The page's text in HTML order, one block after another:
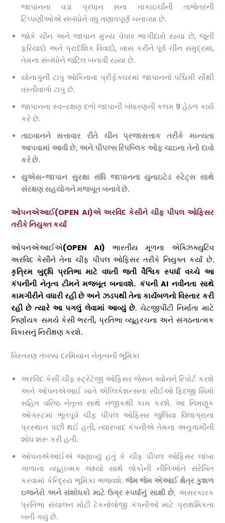
જાપાનના વડા પ્રધાન સના તાકાઇચીની તાજેતરની
ટિપ્પણીઓએ સંબંધોને વધુ તણાવપૂર્ણ બનાવ્યા છે.
જોકે ચીન અને જાપાન મુખ્ય વેપાર ભાગીદારો રહ્યા છે, જૂની
ફરિયાદો અને પ્રાદેશિક વિવાદો, ખાસ કરીને પૂર્વ ચીન સમુદ્રમાં,
તેમના સંબંધોને જટિલ બનાવી રહ્યા છે.
યોનાગુની ટાપુ ઓકિનાવા પ્રીફેક્ચરમાં જાપાનનો પશ્ચિમી સૌથી
વસ્તીવાળો ટાપુ છે.
જાપાનના સ્વ-રક્ષણ દળો જાપાની બંધારણની કલમ 9 હેઠળ કાર્ય
કરે છે.
તાઇવાનને સત્તાવાર રીતે ચીન પ્રજાસત્તાક તરીકે માન્યતા
આપવામાં આવી છે,અને પીપલ્સ રિપબ્લિક ઓફ ચાઇના તેનો દાવો
કરે છે.
યુએસ-જાપાન સુરક્ષા સંધિ જાપાનના યુનાઇટેડ સ્ટેટ્સ સાથે
સંરક્ષણ સહયોગને મજબૂત બનાવે છે.
ઓપનએઆઈ(OPEN AI)એ અરવિંદ કેસીને ચીફ પીપલ ઓફિસર
તરીકે નિયુક્ત કર્યા
ઓપનએઆઈએ(OPEN AI) ભારતીય મૂળના એક્ઝિક્યુટિવ
અરવિંદ કેસીને તેના ચીફ પીપલ ઓફિસર તરીકે નિયુક્ત કર્યા છે.
કૃત્રિમ બુદ્ધિ પ્રતિભા માટે વધતી જતી વૈશ્વિક સ્પર્ધા વચ્ચે આ
કંપનીની નેતૃત્વ ટીમને મજબૂત બનાવશે. કંપની AI નવીનતા સાથે
કામગીરીને વધારી રહી છે અને ઝડપથી તેના કાર્યબળનો વિસ્તાર કરી
રહી છે ત્યારે આ પગલું લેવામાં આવ્યું છે. ચેટજીપીટી નિર્માતા માટે
નિર્ણાયક સમયે કેસી ભરતી, પ્રતિભા વ્યૂહરચના અને સંગઠનાત્મક
વિકાસનું નિરીક્ષણ કરશે.
વિસ્તરણ તબક્કા દરમિયાન નેતૃત્વની ભૂમિકા
અરવિંદ કેસી ચીફ સ્ટ્રેટેજી ઓફિસર જેસન ક્વોનને રિપોર્ટ કરશે
અને ઓપનએઆઈ ખાતે એપ્લિકેશન્સના સીઈઓ ફિદજી સિમો
સહિત વરિષ્ઠ નેતૃત્વ સાથે નજીકથી કામ કરશે. આ નિમણૂક
ઓગસ્ટમાં ભૂતપૂર્વ ચીફ પીપલ ઓફિસર જુલિયા વિલાગ્રાના
પ્રસ્થાન પછી થઈ હતી, ત્યારબાદ કંપનીએ તેમના અનુગામીની
શોધ શરૂ કરી હતી.
ઓપનએઆઈએ જણાવ્યું હતું કે ચીફ પીપલ ઓફિસર લાંબા
ગાળાના વ્યૂહાત્મક લક્ષ્યો સાથે લોકોની નીતિઓને સંરેખિત
કરવામાં કેન્દ્રિય ભૂમિકા ભજવશે. જેમ જેમ એઆઈ ક્ષેત્ર કુશળ
ઇજનેરો અને સંશોધકો માટે ઉગ્ર સ્પર્ધાનું સાક્ષી છે, અસરકારક
પ્રતિભા સંચાલન મોટી ટેકનોલોજી કંપનીઓ માટે પ્રાથમિકતા
બની ગયું છે.